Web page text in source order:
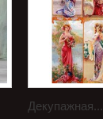
Декупажная...